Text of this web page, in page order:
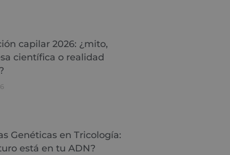
capilar 2026: ¿mito,
científica o realidad
Genéticas en Tricología:
está en tu ADN?